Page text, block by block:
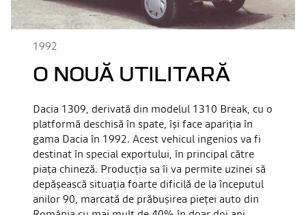
1992
O NOUĂ UTILITARĂ
Dacia 1309, derivată din modelul 1310 Break, cu o
platformă deschisă în spate, își face apariția în
gama Dacia în 1992. Acest vehicul ingenios va fi
destinat în special exportului, în principal către
piața chineză. Producția sa îi va permite uzinei să
depășească situația foarte dificilă de la începutul
anilor 90, marcată de prăbușirea pieței auto din